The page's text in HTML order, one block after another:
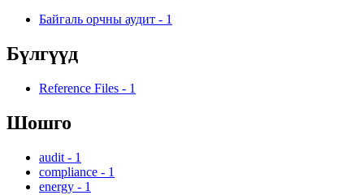
Байгаль орчны аудит - 1
Бүлгүүд
Reference Files - 1
Шошго
audit - 1
compliance - 1
energy - 1